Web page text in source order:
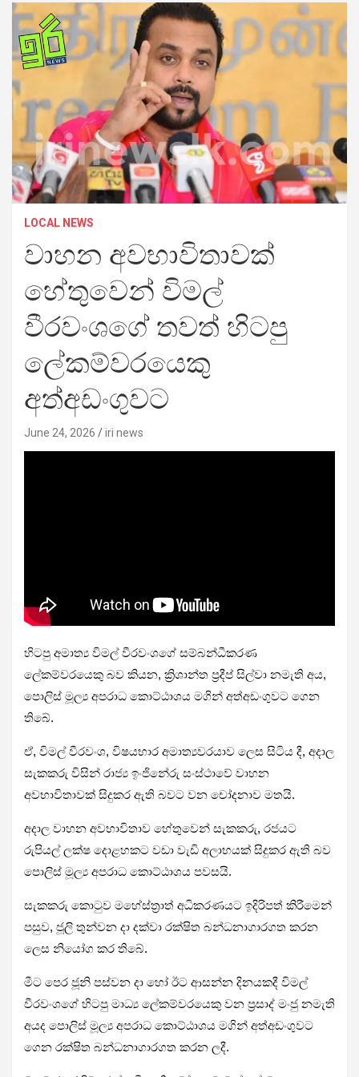
LOCAL NEWS
වාහන අවභාවිතාවක්
හේතුවෙන් විමල්
වීරවංශගේ තවත් හිටපු
ලේකම්වරයෙකු
අත්අඩංගුවට
June 24, 2026 iri news
හිටපු අමාත්‍ය විමල් වීරවංශගේ සම්බන්ධීකරණ
ලේකම්වරයෙකු බව කියන, ක්‍රිශාන්ත ප්‍රදීප් සිල්වා නමැති අය,
පොලිස් මූල්‍ය අපරාධ කොට්ඨාශය මගින් අත්අඩංගුවට ගෙන
තිබේ.
ඒ, විමල් වීරවංශ, විෂයභාර අමාත්‍යවරයාව ලෙස සිටිය දී, අදාල
සැකකරු විසින් රාජ්‍ය ඉංජිනේරු සංස්ථාවේ වාහන
අවභාවිතාවක් සිදුකර ඇති බවට වන චෝදනාව මතයි.
අදාල වාහන අවභාවිතාව හේතුවෙන් සැකකරු, රජයට
රුපියල් ලක්ෂ දොළහකට වඩා වැඩි අලාභයක් සිදුකර ඇති බව
පොලිස් මූල්‍ය අපරාධ කොට්ඨාශය පවසයි.
සැකකරු කොටුව මහේස්ත්‍රාත් අධිකරණයට ඉදිරිපත් කිරීමෙන්
පසුව, ජූලි තුන්වන දා දක්වා රක්ෂිත බන්ධනාගාරගත කරන
ලෙස නියෝග කර තිබේ.
මීට පෙර ජූනි පස්වන දා හෝ ඊට ආසන්න දිනයකදී විමල්
වීරවංශගේ හිටපු මාධ්‍ය ලේකම්වරයෙකු වන ප්‍රසාද් මංජු නමැති
අයද පොලිස් මූල්‍ය අපරාධ කොට්ඨාශය මගින් අත්අඩංගුවට
ගෙන රක්ෂිත බන්ධනාගාරගත කරන ලදී.